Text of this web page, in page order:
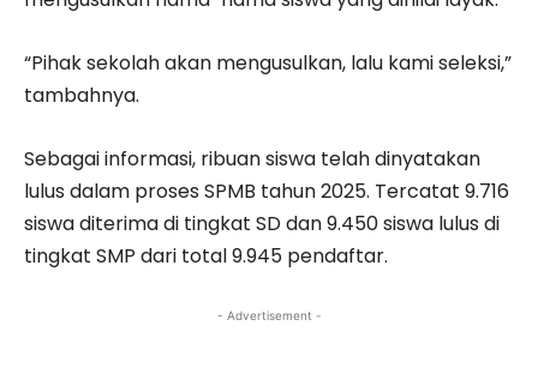
“Pihak sekolah akan mengusulkan, lalu kami seleksi,”
tambahnya.
Sebagai informasi, ribuan siswa telah dinyatakan
lulus dalam proses SPMB tahun 2025. Tercatat 9.716
siswa diterima di tingkat SD dan 9.450 siswa lulus di
tingkat SMP dari total 9.945 pendaftar.
- Advertisement -